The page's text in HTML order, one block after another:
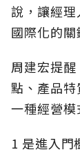
說，讓經
國際化的關
周建宏提
點、產品
一種經營模
1 是進入門